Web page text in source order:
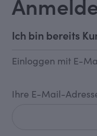
Ich bin bereits
Einloggen mit E-
Ihre E-Mail-